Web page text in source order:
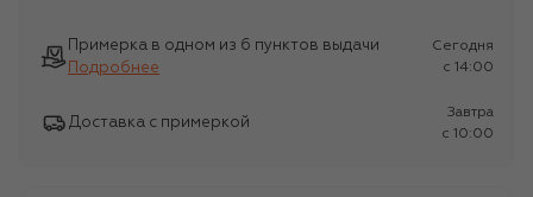
Примерка в одном из 6 пунктов выдачи
Подробнее
Сегодня
c 14:00
Доставка с примеркой
Завтра
c 10:00